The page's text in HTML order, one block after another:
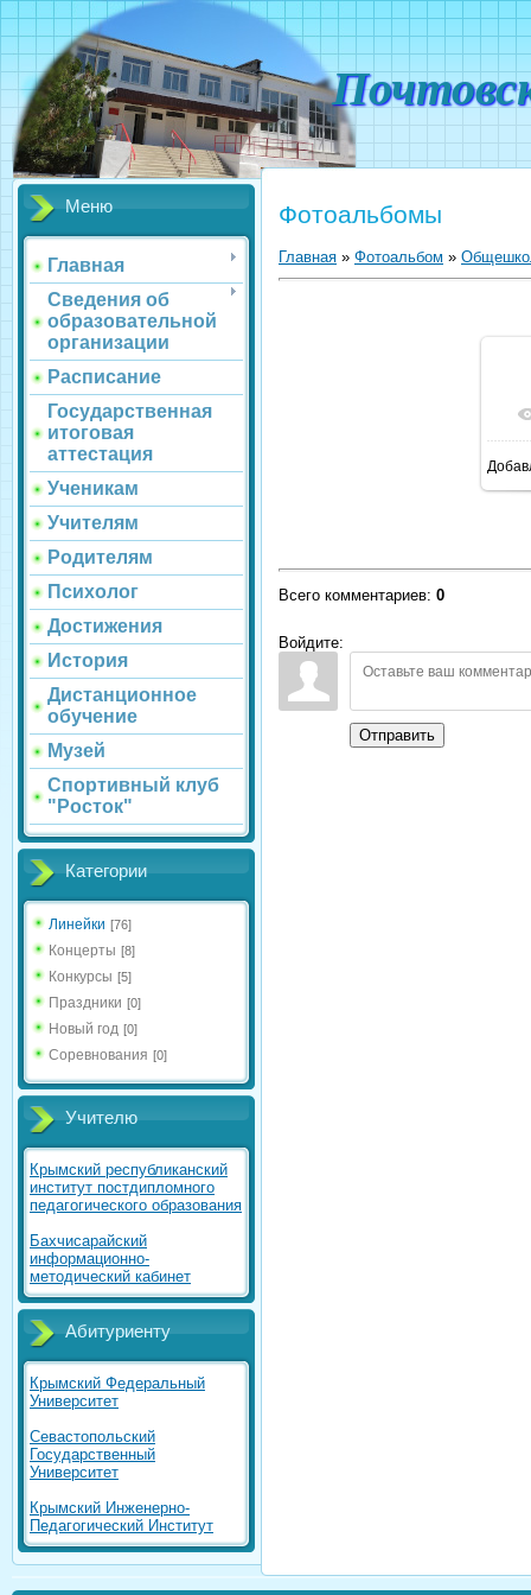
Меню
Главная
Сведения об
образовательной
организации
Расписание
Государственная
итоговая
аттестация
Ученикам
Учителям
Родителям
Психолог
Достижения
История
Дистанционное
обучение
Музей
Спортивный клуб
"Росток"
Категории
Линейки [76]
Концерты [8]
Конкурсы [5]
Праздники [0]
Новый год [0]
Соревнования [0]
Учителю
Крымский республиканский
институт постдипломного
педагогического образования
Бахчисарайский
информационно-
методический кабинет
Абитуриенту
Крымский Федеральный
Университет
Севастопольский
Государственный
Университет
Крымский Инженерно-
Педагогический Институт
Фотоальбомы
Главная » Фотоальбом »
Всего комментариев: 0
Войдите:
Отправить